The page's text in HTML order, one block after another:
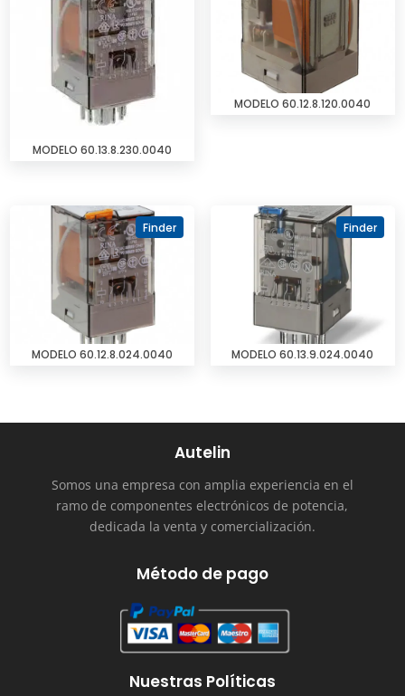
MODELO 60.13.8.230.0040
MODELO 60.12.8.120.0040
Finder
MODELO 60.12.8.024.0040
Finder
MODELO 60.13.9.024.0040
Autelin
Somos una empresa con amplia experiencia en el
ramo de componentes electrónicos de potencia,
dedicada la venta y comercialización.
Método de pago
Nuestras Políticas